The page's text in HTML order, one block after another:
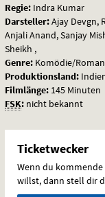
Regie: Indra Kumar
Darsteller:Ajay Devgn,
Anjali Anand, Sanjay
Sheikh ,
Genre: Komödie/
Produktionsland:
Filmlänge: 145 Minuten
FSK: nicht bekannt
Ticketwecker
Wenn du
willst, dann stell dir